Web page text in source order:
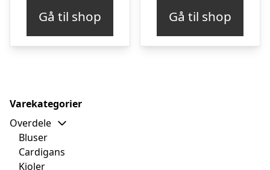
Gå til shop Gå til shop
Varekategorier
Overdele
Bluser
Cardigans
Kjoler